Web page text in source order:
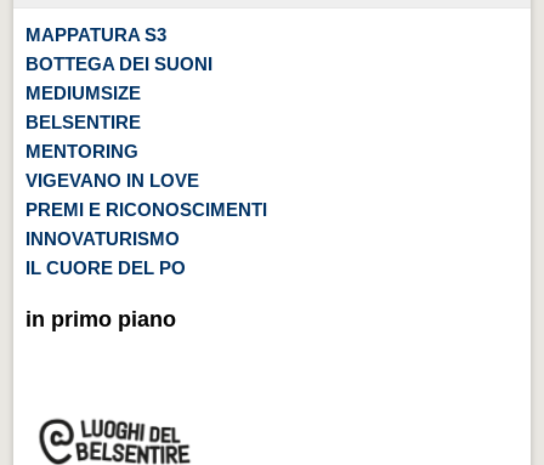
MAPPATURA S3
BOTTEGA DEI SUONI
MEDIUMSIZE
BELSENTIRE
MENTORING
VIGEVANO IN LOVE
PREMI E RICONOSCIMENTI
INNOVATURISMO
IL CUORE DEL PO
in primo piano